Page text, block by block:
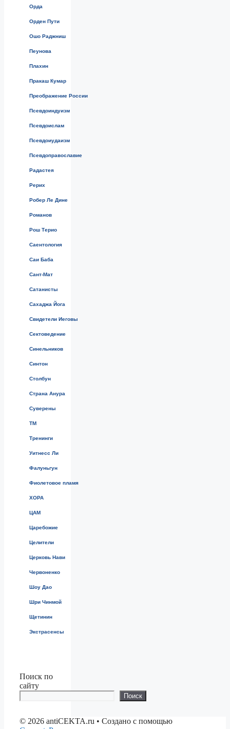
Орда
Орден Пути
Ошо Раджниш
Пеунова
Плахин
Пракаш Кумар
Преображение России
Псевдоиндуизм
Псевдоислам
Псевдоиудаизм
Псевдоправославие
Радастея
Рерих
Робер Ле Дине
Романов
Рош Терио
Саентология
Саи Баба
Сант-Мат
Сатанисты
Сахаджа Йога
Свидетели Иеговы
Сектоведение
Синельников
Синтон
Столбун
Страна Анура
Суверены
ТМ
Тренинги
Уитнесс Ли
Фалуньгун
Фиолетовое пламя
ХОРА
ЦАМ
Царебожие
Целители
Церковь Нави
Червоненко
Шоу Дао
Шри Чинмой
Щетинин
Экстрасенсы
Поиск по
сайту
Поиск
© 2026 antiCEKTA.ru • Создано с помощью